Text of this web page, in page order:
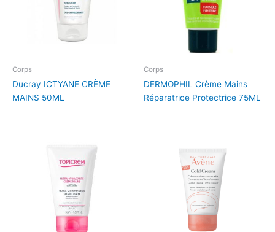
Corps
Ducray ICTYANE CRÈME
MAINS 50ML
Corps
DERMOPHIL Crème Mains
Réparatrice Protectrice 75ML